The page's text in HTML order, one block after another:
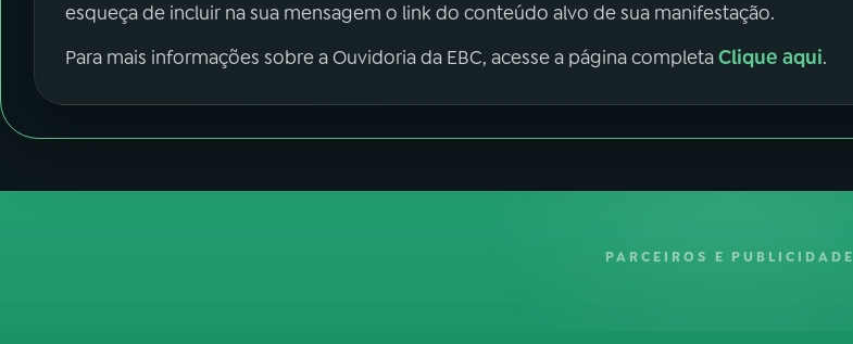
esqueça de incluir na sua mensagem o link do conteúdo alvo de sua manifestação.
Para mais informações sobre a Ouvidoria da EBC, acesse a página completaClique aqui.
PARCEIROS E PUBLICIDADE